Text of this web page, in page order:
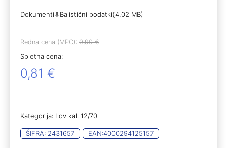
Dokumenti⇩Balistični podatki(4,02 MB)
Redna cena (MPC): 0,90€
Spletna cena:
0,81 €
Kategorija: Lov kal. 12/70
ŠIFRA: 2431657 EAN:4000294125157